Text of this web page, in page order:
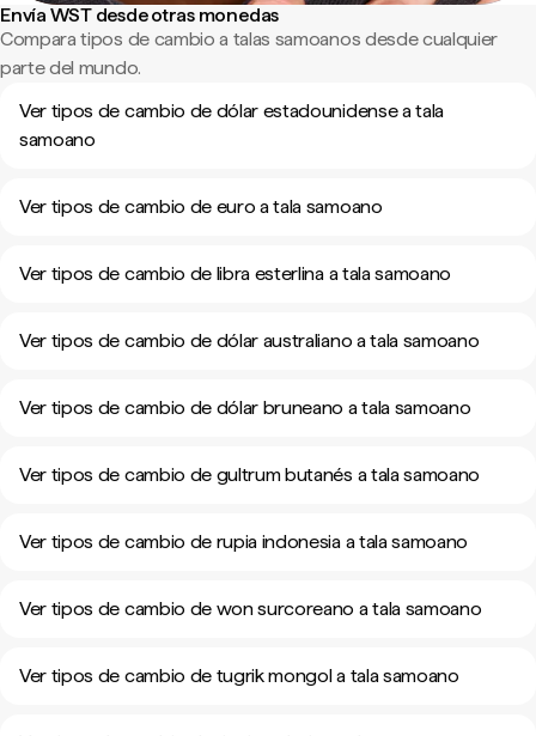
Envía WST desde otras monedas
Compara tipos de cambio a talas samoanos desde cualquier
parte del mundo.
Ver tipos de cambio de dólar estadounidense a tala
samoano
Ver tipos de cambio de euro a tala samoano
Ver tipos de cambio de libra esterlina a tala samoano
Ver tipos de cambio de dólar australiano a tala samoano
Ver tipos de cambio de dólar bruneano a tala samoano
Ver tipos de cambio de gultrum butanés a tala samoano
Ver tipos de cambio de rupia indonesia a tala samoano
Ver tipos de cambio de won surcoreano a tala samoano
Ver tipos de cambio de tugrik mongol a tala samoano